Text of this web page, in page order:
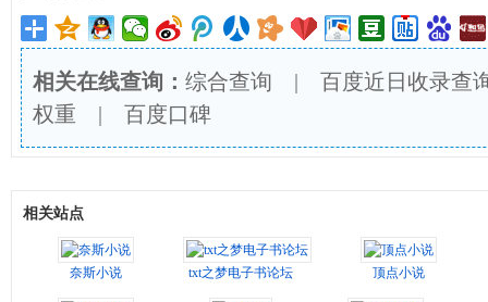
相关在线查询： 综合查询 | 百度近日收录查
权重 | 百度口碑
相关站点
奈斯小说 txt之梦电子书论坛 顶点小说